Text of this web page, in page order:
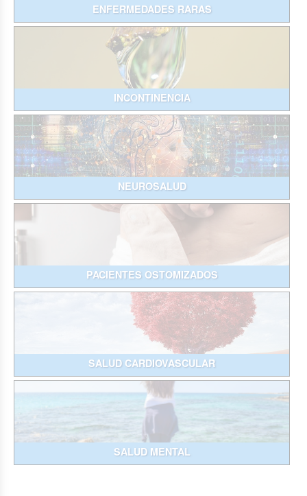
ENFERMEDADES RARAS
INCONTINENCIA
NEUROSALUD
PACIENTES OSTOMIZADOS
SALUD CARDIOVASCULAR
SALUD MENTAL